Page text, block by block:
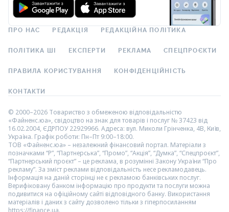
ПРО НАС РЕДАКЦІЯ РЕДАКЦІЙНА ПОЛІТИКА
ПОЛІТИКА ШІ ЕКСПЕРТИ РЕКЛАМА СПЕЦПРОЄКТИ
ПРАВИЛА КОРИСТУВАННЯ КОНФІДЕНЦІЙНІСТЬ
КОНТАКТИ
© 2000–2026 Товариство з обмеженою відповідальністю
«Файненс.юа», свідоцтво на знак для товарів і послуг № 37423 від
16.02.2004, ЄДРПОУ 22929966. Адреса: вул. Миколи Грінченка, 4В, Київ,
Україна. Графік роботи: Пн–Пт 9:00–18:00.
ТОВ «Файненс.юа» – незалежний фінансовий портал. Матеріали з
позначками “Р”, “Партнерська”, “Промо”, “Акція”, “Думка”, “Спецпроєкт”,
“Партнерський проєкт” – це реклама, в розумінні Закону України “Про
рекламу”. За зміст реклами відповідальність несе рекламодавець.
Інформація на даній сторінці не є рекламою банківських послуг.
Верифіковану банком інформацію про продукти та послуги можна
подивитися на офіційному сайті відповідного банку. Використання
матеріалів і даних з сайту дозволено тільки з гіперпосиланням
https://finance.ua.